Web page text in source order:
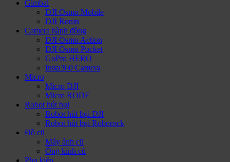
Gimbal
DJI Osmo Mobile
DJI Ronin
Camera hành động
DJI Osmo Action
DJI Osmo Pocket
GoPro HERO
Insta360 Camera
Micro
Micro DJI
Micro RODE
Robot hút bụi
Robot hút bụi DJI
Robot hút bụi Roborock
Đồ cũ
Máy ảnh cũ
Ống kính cũ